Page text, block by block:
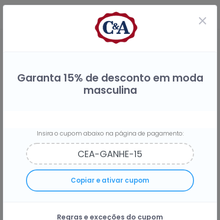
Compre na C&A e receba
do
seu dinheiro de volta
Garanta 15% de desconto em moda
masculina
Insira o cupom abaixo na página de pagamento:
Copiar e ativar cupom
Regras e exceções do cupom